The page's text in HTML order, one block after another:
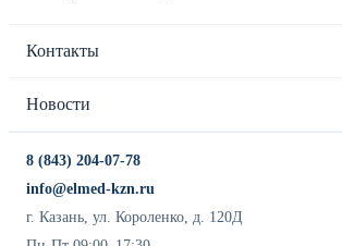
Контакты
Новости
8 (843) 204-07-78
info@elmed-kzn.ru
г. Казань, ул. Короленко, д. 120Д